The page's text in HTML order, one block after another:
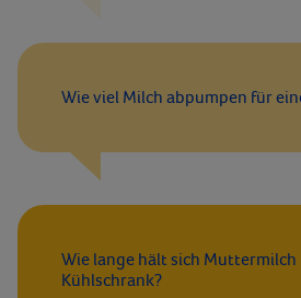
Wie viel Milch abpumpen für
Wie lange hält sich Muttermilch
Kühlschrank?